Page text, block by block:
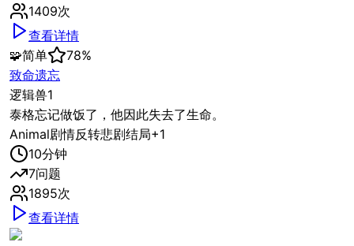
1409次
查看详情
🧩简单 78%
致命遗忘
逻辑兽1
泰格忘记做饭了，他因此失去了生命。
Animal剧情反转悲剧结局+1
10分钟
7问题
1895次
查看详情